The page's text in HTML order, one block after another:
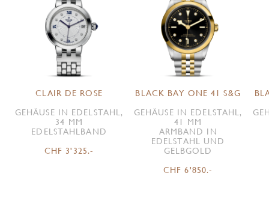
CLAIR DE ROSE
GEHÄUSE IN EDELSTAHL,
34 MM
EDELSTAHLBAND
CHF 3'325.-
BLACK BAY ONE 41 S&G
GEHÄUSE IN EDELSTAHL,
41 MM
ARMBAND IN
EDELSTAHL UND
GELBGOLD
CHF 6'850.-